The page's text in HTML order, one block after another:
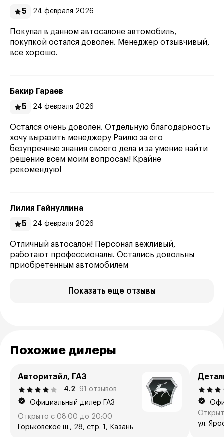
5
24 февраля 2026
Покупал в данном автосалоне автомобиль,
покупкой остался доволен. Менеджер отзывчивый,
все хорошо.
Бакир Гараев
5
24 февраля 2026
Остался очень доволен. Отдельную благодарность
хочу выразить менеджеру Раилю за его
безупречные знания своего дела и за умение найти
решение всем моим вопросам! Крайне
рекомендую!
Лилия Гайнуллина
5
24 февраля 2026
Отличный автосалон! Персонал вежливый,
работают профессионалы. Остались довольны
приобретенным автомобилем
Показать еще отзывы
Похожие дилеры
Авторитэйл, ГАЗ
4.2
91 отзывов
Официальный дилер ГАЗ
Открыто с 08:00 до 20:00
Горьковское ш., 28, стр. 1, Казань
ул.